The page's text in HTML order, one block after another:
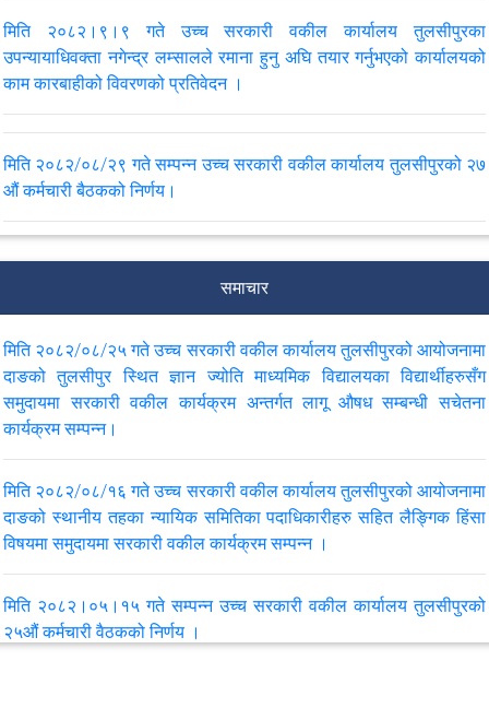
मिति २०८२।९।९ गते उच्च सरकारी वकील कार्यालय तुलसीपुरका
उपन्यायाधिवक्ता नगेन्द्र लम्सालले रमाना हुनु अघि तयार गर्नुभएको कार्यालयको
काम कारबाहीको विवरणको प्रतिवेदन ।
मिति २०८२/०८/२९ गते सम्‍पन्‍न उच्‍च सरकारी वकील कार्यालय तुलसीपुरको २७
‍औं कर्मचारी बैठकको निर्णय।
ज्ञान ज्योति माध्यामिक विद्यालय तुलसीपुरको कक्षा ११ र १२ का विद्यार्थीहरु बीच
मिति २०८२/०८/१६ गते उच्च सरकारी वकील कार्यालय तुलसीपुरको आयोजनामा
स्थानीय तहका न्यायिक समितिका पदाधिकारीहरुसँग सम्‍पन्‍न समुदायमा सरकारी
वकील कार्यक्रम अन्तर्गत लैंगिक हिंसा सम्बन्धी कानूनी सचेतना अन्‍तरक्रिया
मिति २०८२/०६/२७ गते सम्पन्न उच्च सरकारी वकील कार्यालय तुलसीपुरको २६
औँ कर्मचारी बैठकको निर्णय
मिति २०८२/६/२७ गते सम्‍पन्‍न उच्च सरकारी वकील कार्यालय तुलसीपुर र
मातहत जिल्ला सरकारी वकील कार्यालय दाङका सरकारी वकील बीचको पहिलो
समाचार
मिति २०८२/०८/२५ गते उच्‍च सरकारी वकील कार्यालय तुलसीपुरको आयोजनामा
दाङको तुलसीपुर स्थित ज्ञान ज्योति माध्‍यमिक विद्यालयका विद्यार्थीहरुसँग
समुदायमा सरकारी वकील कार्यक्रम अन्तर्गत लागू औषध सम्‍बन्‍धी सचेतना
कार्यक्रम सम्‍पन्‍न।
मिति २०८२/०८/१६ गते उच्च सरकारी वकील कार्यालय तुलसीपुरको आयोजनामा
दाङको स्थानीय तहका न्यायिक समितिका पदाधिकारीहरु सहित लैङ्गिक हिंसा
विषयमा समुदायमा सरकारी वकील कार्यक्रम सम्पन्न ।
मिति २०८२।०५।१५ गते सम्पन्न उच्च सरकारी वकील कार्यालय तुलसीपुरको
२५औं कर्मचारी वैठकको निर्णय ।